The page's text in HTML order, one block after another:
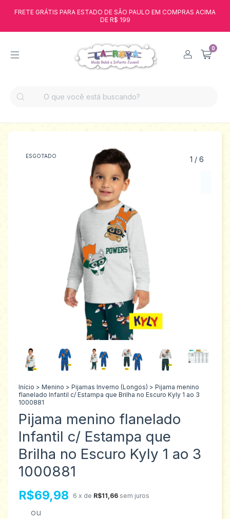
FRETE GRÁTIS PARA ESTADO DE SÃO PAULO EM COMPRAS ACIMA
DE R$ 199
0
ESGOTADO 1 / 6
Início > Menino > Pijamas Inverno (Longos) > Pijama menino
flanelado Infantil c/ Estampa que Brilha no Escuro Kyly 1 ao 3
1000881
Pijama menino flanelado
Infantil c/ Estampa que
Brilha no Escuro Kyly 1 ao 3
1000881
R$69,98 6 x de R$11,66 sem juros
ou